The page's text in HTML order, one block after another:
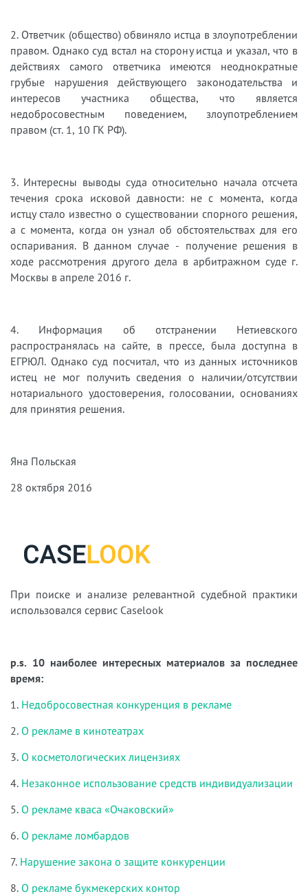
2. Ответчик (общество) обвиняло истца в злоупотреблении
правом. Однако суд встал на сторону истца и указал, что в
действиях самого ответчика имеются неоднократные
грубые нарушения действующего законодательства и
интересов участника общества, что является
недобросовестным поведением, злоупотреблением
правом (ст. 1, 10 ГК РФ).
3. Интересны выводы суда относительно начала отсчета
течения срока исковой давности: не с момента, когда
истцу стало известно о существовании спорного решения,
а с момента, когда он узнал об обстоятельствах для его
оспаривания. В данном случае - получение решения в
ходе рассмотрения другого дела в арбитражном суде г.
Москвы в апреле 2016 г.
4. Информация об отстранении Нетиевского
распространялась на сайте, в прессе, была доступна в
ЕГРЮЛ. Однако суд посчитал, что из данных источников
истец не мог получить сведения о наличии/отсутствии
нотариального удостоверения, голосовании, основаниях
для принятия решения.
Яна Польская
28 октября 2016
При поиске и анализе релевантной судебной практики
использовался сервис Caselook
p.s. 10 наиболее интересных материалов за последнее
время:
1. Недобросовестная конкуренция в рекламе
2. О рекламе в кинотеатрах
3. О косметологических лицензиях
4. Незаконное использование средств индивидуализации
5. О рекламе кваса «Очаковский»
6. О рекламе ломбардов
7. Нарушение закона о защите конкуренции
8. О рекламе букмекерских контор